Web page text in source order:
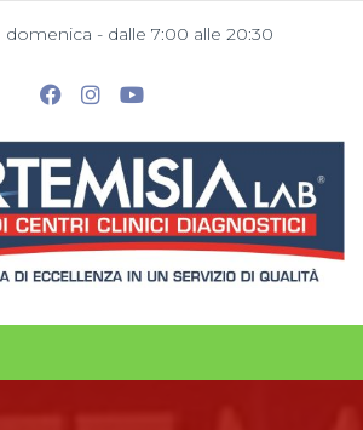
domenica - dalle 7:00 alle 20:30